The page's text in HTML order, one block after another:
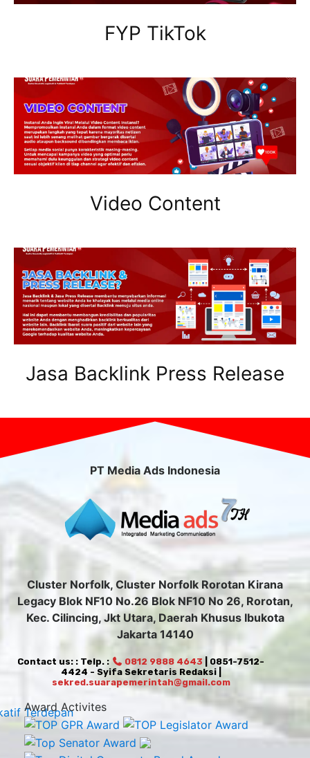
FYP TikTok
Video Content
Jasa Backlink Press Release
PT Media Ads Indonesia
Cluster Norfolk, Cluster Norfolk Rorotan Kirana
Legacy Blok NF10 No.26 Blok NF10 No 26, Rorotan,
Kec. Cilincing, Jkt Utara, Daerah Khusus Ibukota
Jakarta 14140
Contact us: : Telp. : 0812 9888 4643 | 0851-7512-
4424 - Syifa Sekretaris Redaksi |
sekred.suarapemerintah@gmail.com
Award Activites